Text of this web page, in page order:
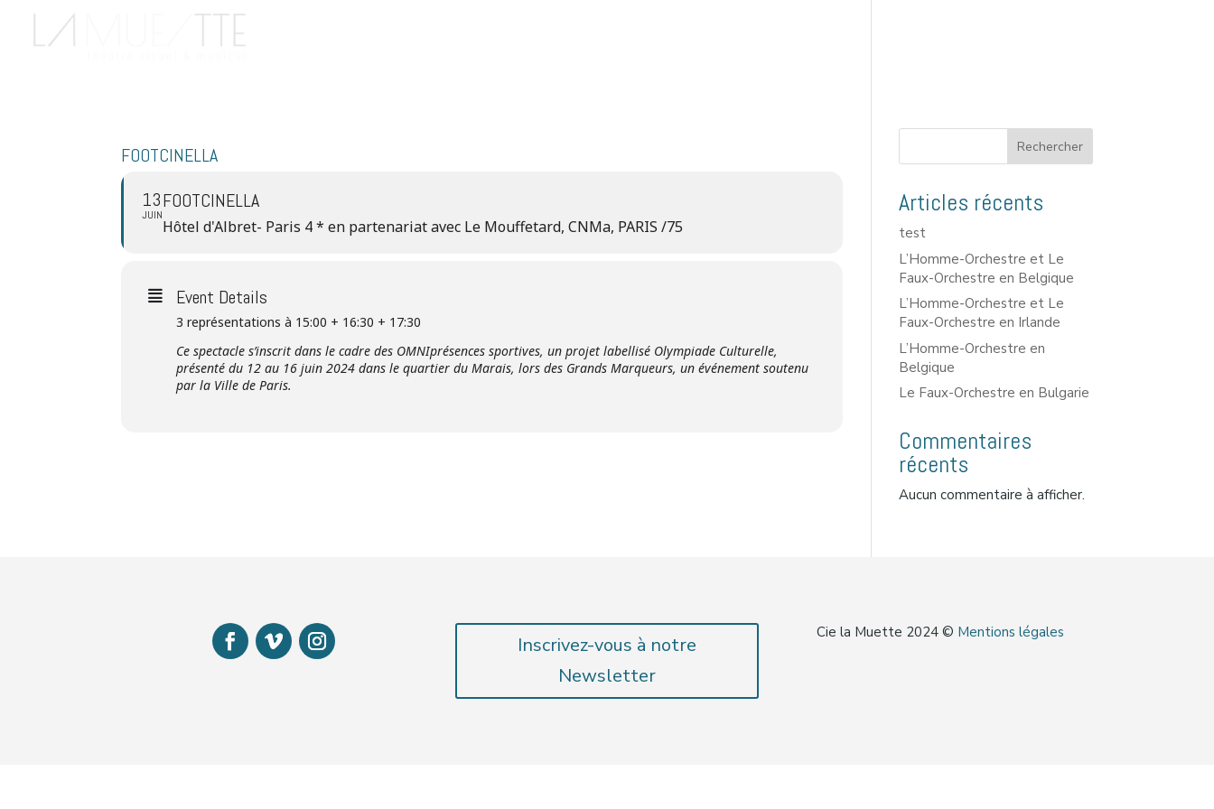
FOOTCINELLA
13
JUIN
FOOTCINELLA
Hôtel d'Albret- Paris 4 * en partenariat avec Le Mouffetard, CNMa, PARIS /75
Event Details
3 représentations à 15:00 + 16:30 + 17:30
Ce spectacle s’inscrit dans le cadre des OMNIprésences sportives, un projet labellisé Olympiade Culturelle,
présenté du 12 au 16 juin 2024 dans le quartier du Marais, lors des Grands Marqueurs, un événement soutenu
par la Ville de Paris.
Rechercher
Articles récents
test
L’Homme-Orchestre et Le
Faux-Orchestre en Belgique
L’Homme-Orchestre et Le
Faux-Orchestre en Irlande
L’Homme-Orchestre en
Belgique
Le Faux-Orchestre en Bulgarie
Commentaires
récents
Aucun commentaire à afficher.
Inscrivez-vous à notre
Newsletter
Cie la Muette 2024 © Mentions légales